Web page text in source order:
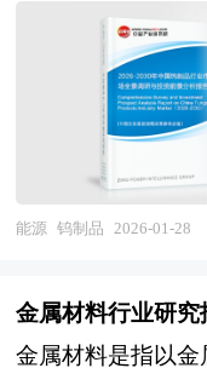
得以有效发挥，
须具备一些条件
有着密切的物质
畅通，交流手段
任和合作关系；
环境，创新的“产
价值观和理念，从
体规划和科学管理
配套和企业的联
率；另一方面，
逼产业向技术升
一增长轨迹既是
全球能源变革的
与质量提升的平
洁化、低碳化迈进
国家经济信息中心
部、中国行业研
资，取得高额风
新一轮快速发展
外，包括中国和
投资市场发展快
世纪80年代，在
资事业已经有了
定地高速增长和资
国市场的高回报率
要地。 本报告由
的范畴涵盖钨矿
合金及衍生品等
应用的完整产业
高硬度为核心优
强等特性，使其
材料。从产品形态
质合金、高比重
能源 钨制品 2026-01-28
金属材料行业研究
金属材料是指以